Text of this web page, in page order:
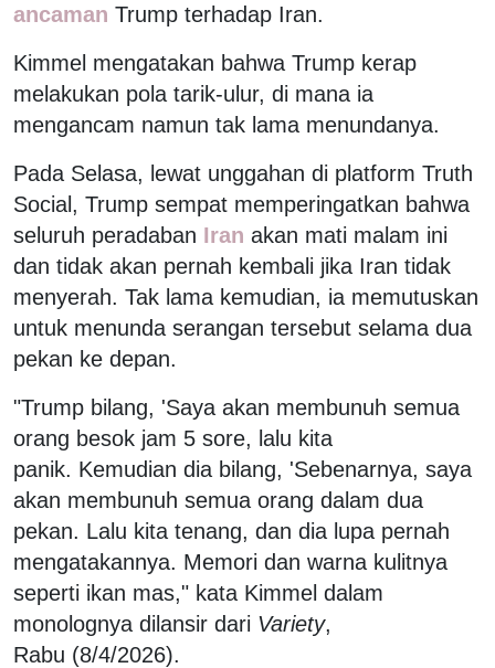
ancaman Trump terhadap Iran.
Kimmel mengatakan bahwa Trump kerap
melakukan pola tarik-ulur, di mana ia
mengancam namun tak lama menundanya.
Pada Selasa, lewat unggahan di platform Truth
Social, Trump sempat memperingatkan bahwa
seluruh peradaban Iran akan mati malam ini
dan tidak akan pernah kembali jika Iran tidak
menyerah. Tak lama kemudian, ia memutuskan
untuk menunda serangan tersebut selama dua
pekan ke depan.
"Trump bilang, 'Saya akan membunuh semua
orang besok jam 5 sore, lalu kita
panik. Kemudian dia bilang, 'Sebenarnya, saya
akan membunuh semua orang dalam dua
pekan. Lalu kita tenang, dan dia lupa pernah
mengatakannya. Memori dan warna kulitnya
seperti ikan mas," kata Kimmel dalam
monolognya dilansir dari Variety,
Rabu (8/4/2026).